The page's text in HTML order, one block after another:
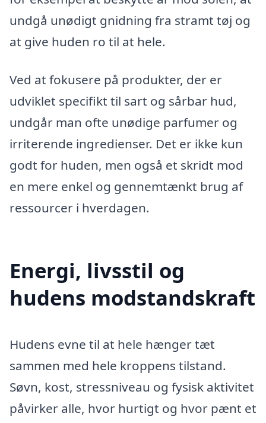
undgå unødigt gnidning fra stramt tøj og
at give huden ro til at hele.
Ved at fokusere på produkter, der er
udviklet specifikt til sart og sårbar hud,
undgår man ofte unødige parfumer og
irriterende ingredienser. Det er ikke kun
godt for huden, men også et skridt mod
en mere enkel og gennemtænkt brug af
ressourcer i hverdagen.
Energi, livsstil og
hudens modstandskraft
Hudens evne til at hele hænger tæt
sammen med hele kroppens tilstand.
Søvn, kost, stressniveau og fysisk aktivitet
påvirker alle, hvor hurtigt og hvor pænt et